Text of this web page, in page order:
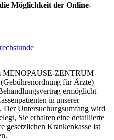
Möglichkeit der Online-
MENOPAUSE-ZENTRUM-
für Ärzte)
ermöglicht
in unserer
Untersuchungsumfang wird
Sie erhalten eine detaillierte
gesetzlichen Krankenkasse ist